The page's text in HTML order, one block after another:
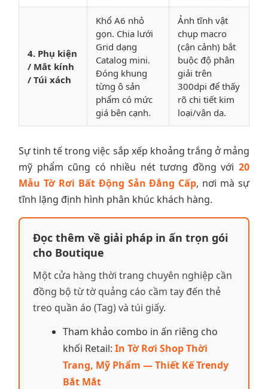
4. Phụ kiện
/ Mắt kính
/ Túi xách
Khổ A6 nhỏ
gọn. Chia lưới
Grid dạng
Catalog mini.
Đóng khung
từng ô sản
phẩm có mức
giá bên cạnh.
Ảnh tĩnh vật
chụp macro
(cận cảnh) bắt
buộc độ phân
giải trên
300dpi để thấy
rõ chi tiết kim
loại/vân da.
Sự tinh tế trong việc sắp xếp khoảng trắng ở mảng
mỹ phẩm cũng có nhiều nét tương đồng với 20
Mẫu Tờ Rơi Bất Động Sản Đẳng Cấp, nơi mà sự
tĩnh lặng định hình phân khúc khách hàng.
Đọc thêm về giải pháp in ấn trọn gói
cho Boutique
Một cửa hàng thời trang chuyên nghiệp cần
đồng bộ từ tờ quảng cáo cầm tay đến thẻ
treo quần áo (Tag) và túi giấy.
Tham khảo combo in ấn riêng cho
khối Retail: In Tờ Rơi Shop Thời
Trang, Mỹ Phẩm — Thiết Kế Trendy
Bắt Mắt